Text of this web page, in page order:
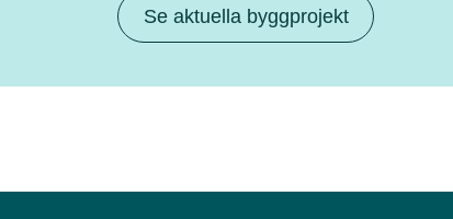
Se aktuella byggprojekt